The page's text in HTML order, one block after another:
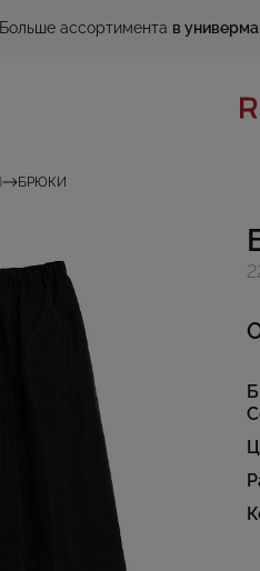
Больше ассортимента в
БРЮКИ